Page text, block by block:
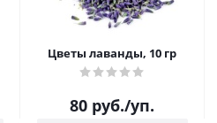
Цветы лаванды, 10 гр
80 руб./уп.